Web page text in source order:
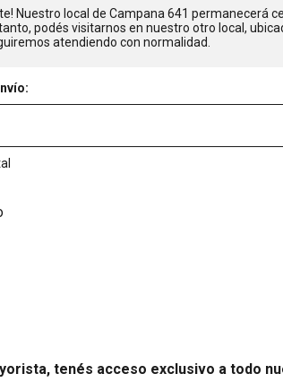
Nuestro local de Campana 641 permanecerá
podés visitarnos en nuestro otro local,
atendiendo con normalidad.
tenés acceso exclusivo a todo